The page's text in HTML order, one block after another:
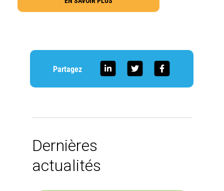
Partagez
Dernières
actualités